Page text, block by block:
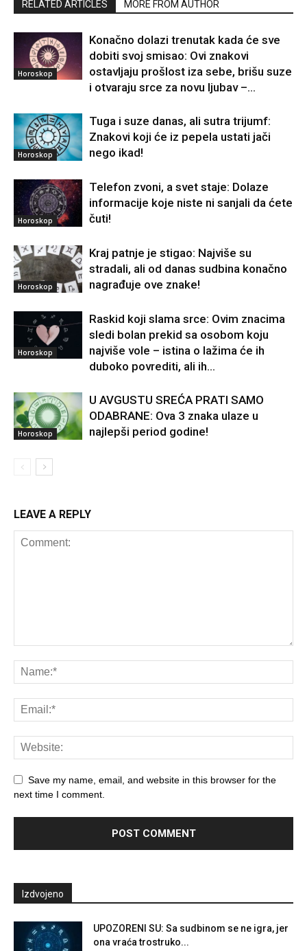
RELATED ARTICLES MORE FROM AUTHOR
Horoskop
Konačno dolazi trenutak kada će sve
dobiti svoj smisao: Ovi znakovi
ostavljaju prošlost iza sebe, brišu suze
i otvaraju srce za novu ljubav –...
Horoskop
Tuga i suze danas, ali sutra trijumf:
Znakovi koji će iz pepela ustati jači
nego ikad!
Horoskop
Telefon zvoni, a svet staje: Dolaze
informacije koje niste ni sanjali da ćete
čuti!
Horoskop
Kraj patnje je stigao: Najviše su
stradali, ali od danas sudbina konačno
nagrađuje ove znake!
Horoskop
Raskid koji slama srce: Ovim znacima
sledi bolan prekid sa osobom koju
najviše vole – istina o lažima će ih
duboko povrediti, ali ih...
Horoskop
U AVGUSTU SREĆA PRATI SAMO
ODABRANE: Ova 3 znaka ulaze u
najlepši period godine!
LEAVE A REPLY
Save my name, email, and website in this browser for the
next time I comment.
Izdvojeno
UPOZORENI SU: Sa sudbinom se ne igra, jer
ona vraća trostruko...